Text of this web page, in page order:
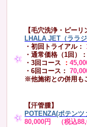
【毛穴洗浄・ピーリ
LHALA JET（ララジ
・初回トライアル：
・通常価格（1回）：
・3回コース ：
・6回コース：
※他施術との併用も
【汗管腫】
POTENZA(ポテンツ
80,000円 （税込